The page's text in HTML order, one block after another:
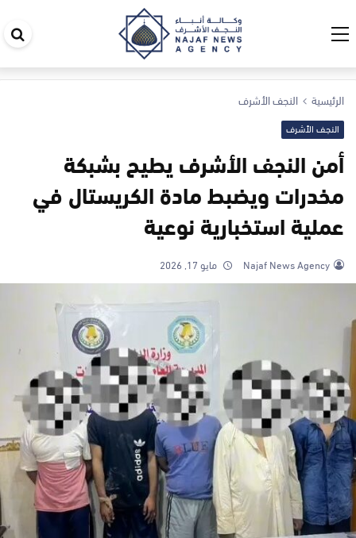
الرئيسية النجف الأشرف
النجف الأشرف
أمن النجف الأشرف يطيح بشبكة
مخدرات ويضبط مادة الكريستال في
عملية استخبارية نوعية
Najaf News Agency مايو 17, 2026